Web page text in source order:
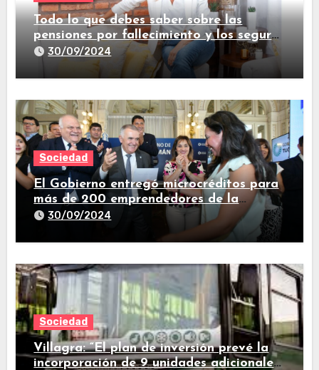
Todo lo que debes saber sobre las
pensiones por fallecimiento y los seguros
de vida
30/09/2024
Sociedad
El Gobierno entregó microcréditos para
más de 200 emprendedores de la
provincia
30/09/2024
Sociedad
Villagra: “El plan de inversión prevé la
incorporación de 9 unidades adicionales